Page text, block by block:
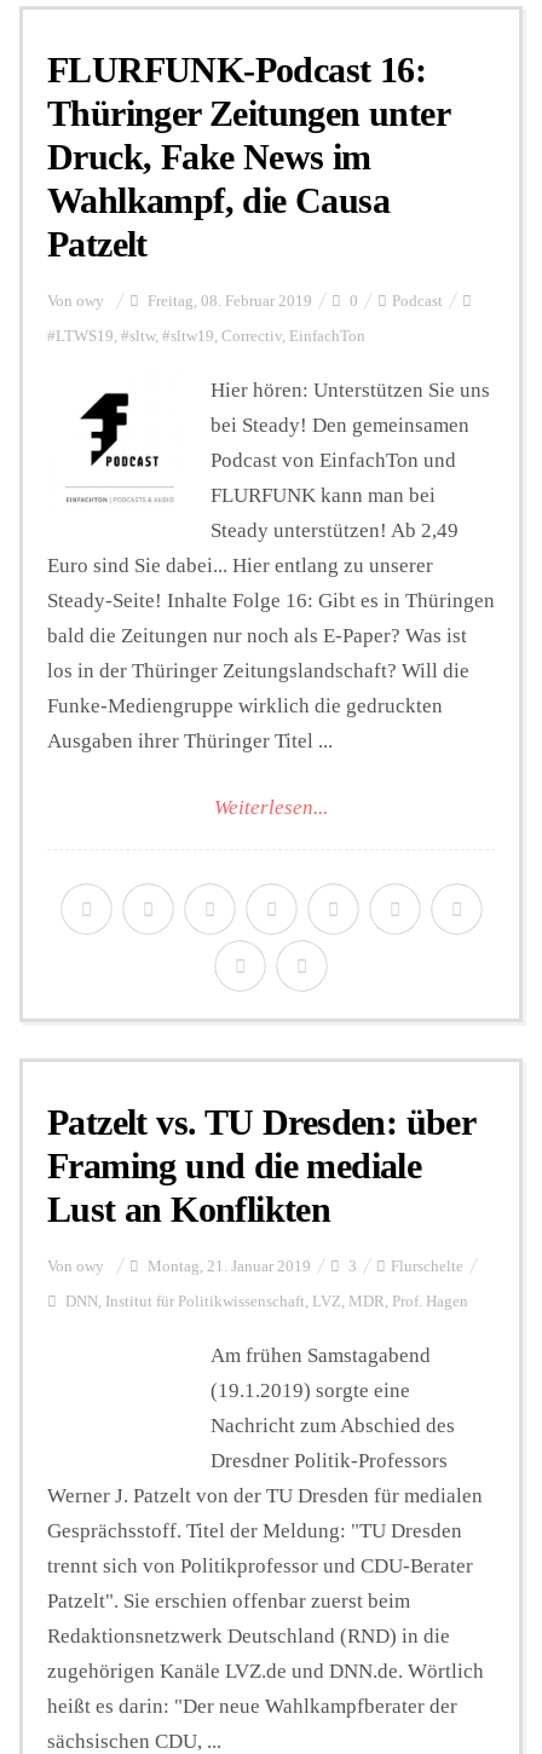
Personalien
Hintergrund
FUNKTURM-Beiträge
Podcast
Seminare
Unterstützen
FLURFUNK-Podcast 16:
Thüringer Zeitungen unter
Druck, Fake News im
Wahlkampf, die Causa
Patzelt
Von owy Freitag, 08. Februar 2019 0 Podcast
#LTWS19, #sltw, #sltw19, Correctiv, EinfachTon
Hier hören: Unterstützen Sie uns
bei Steady! Den gemeinsamen
Podcast von EinfachTon und
FLURFUNK kann man bei
Steady unterstützen! Ab 2,49
Euro sind Sie dabei... Hier entlang zu unserer
Steady-Seite! Inhalte Folge 16: Gibt es in Thüringen
bald die Zeitungen nur noch als E-Paper? Was ist
los in der Thüringer Zeitungslandschaft? Will die
Funke-Mediengruppe wirklich die gedruckten
Ausgaben ihrer Thüringer Titel ...
Weiterlesen...
Patzelt vs. TU Dresden: über
Framing und die mediale
Lust an Konflikten
Von owy Montag, 21. Januar 2019 3 Flurschelte
DNN, Institut für Politikwissenschaft, LVZ, MDR, Prof. Hagen
Am frühen Samstagabend
(19.1.2019) sorgte eine
Nachricht zum Abschied des
Dresdner Politik-Professors
Werner J. Patzelt von der TU Dresden für medialen
Gesprächsstoff. Titel der Meldung: "TU Dresden
trennt sich von Politikprofessor und CDU-Berater
Patzelt". Sie erschien offenbar zuerst beim
Redaktionsnetzwerk Deutschland (RND) in die
zugehörigen Kanäle LVZ.de und DNN.de. Wörtlich
heißt es darin: "Der neue Wahlkampfberater der
sächsischen CDU, ...